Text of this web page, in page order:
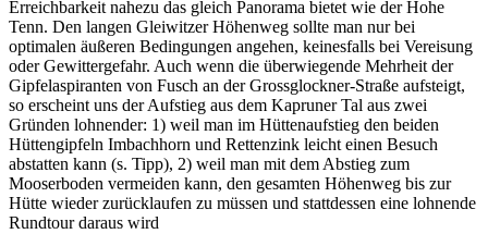
Erreichbarkeit nahezu das gleich Panorama bietet wie der Hohe
Tenn. Den langen Gleiwitzer Höhenweg sollte man nur bei
optimalen äußeren Bedingungen angehen, keinesfalls bei Vereisung
oder Gewittergefahr. Auch wenn die überwiegende Mehrheit der
Gipfelaspiranten von Fusch an der Grossglockner-Straße aufsteigt,
so erscheint uns der Aufstieg aus dem Kapruner Tal aus zwei
Gründen lohnender: 1) weil man im Hüttenaufstieg den beiden
Hüttengipfeln Imbachhorn und Rettenzink leicht einen Besuch
abstatten kann (s. Tipp), 2) weil man mit dem Abstieg zum
Mooserboden vermeiden kann, den gesamten Höhenweg bis zur
Hütte wieder zurücklaufen zu müssen und stattdessen eine lohnende
Rundtour daraus wird